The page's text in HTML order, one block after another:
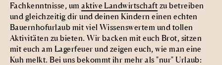
Fachkenntnisse, um aktive Landwirtschaft zu betreiben
und gleichzeitig dir und deinen Kindern einen echten
Bauernhofurlaub mit viel Wissenswertem und tollen
Aktivitäten zu bieten. Wir backen mit euch Brot, sitzen
mit euch am Lagerfeuer und zeigen euch, wie man eine
Kuh melkt. Bei uns bekommt ihr mehr als "nur" Urlaub: